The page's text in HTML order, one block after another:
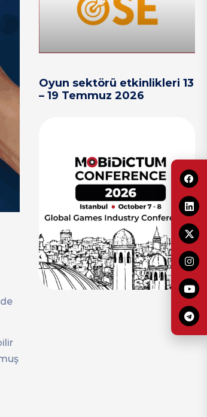
Oyun sektörü etkinlikleri 13
– 19 Temmuz 2026